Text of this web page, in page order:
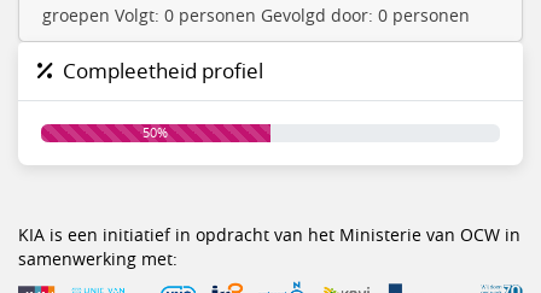
groepen Volgt: 0 personen Gevolgd door: 0 personen
Compleetheid profiel
50%
KIA is een initiatief in opdracht van het Ministerie van OCW in
samenwerking met: